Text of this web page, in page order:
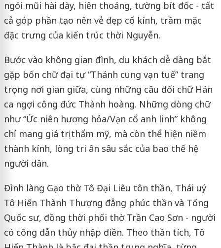
ngói mũi hài dày, hiên thoáng, tường bít đốc - tất
cả góp phần tạo nên vẻ đẹp cổ kính, trầm mặc
đặc trưng của kiến trúc thời Nguyễn.
Bước vào không gian đình, du khách dễ dàng bắt
gặp bốn chữ đại tự “Thánh cung vạn tuế” trang
trọng nơi gian giữa, cùng những câu đối chữ Hán
ca ngợi công đức Thành hoàng. Những dòng chữ
như “Ức niên hương hỏa/Vạn cổ anh linh” không
chỉ mang giá trị thẩm mỹ, mà còn thể hiện niềm
thành kính, lòng tri ân sâu sắc của bao thế hệ
người dân.
Đình làng Gạo thờ Tô Đại Liêu tôn thần, Thái uý
Tô Hiến Thành Thượng đẳng phúc thần và Tống
Quốc sư, đồng thời phối thờ Trần Cao Sơn - người
có công dẫn thủy nhập điền. Theo thần tích, Tô